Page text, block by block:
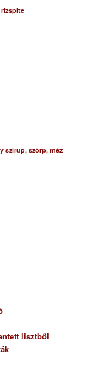
szirup, szörp, méz
lisztből